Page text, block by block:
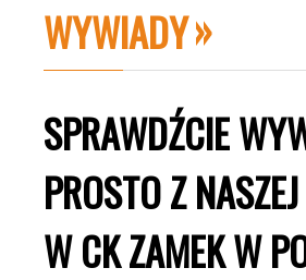
WYWIADY
SPRAWDŹCIE
PROSTO Z
W CK ZAMEK W